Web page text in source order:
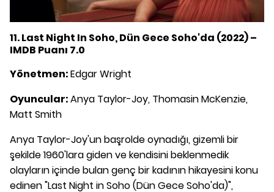
11. Last Night In Soho, Dün Gece Soho'da (2022) –
IMDB Puanı 7.0
Yönetmen:Edgar Wright
Oyuncular:Anya Taylor-Joy, Thomasin McKenzie,
Matt Smith
Anya Taylor-Joy'un başrolde oynadığı, gizemli bir
şekilde 1960'lara giden ve kendisini beklenmedik
olayların içinde bulan genç bir kadının hikayesini konu
edinen "Last Night in Soho (Dün Gece Soho'da)",